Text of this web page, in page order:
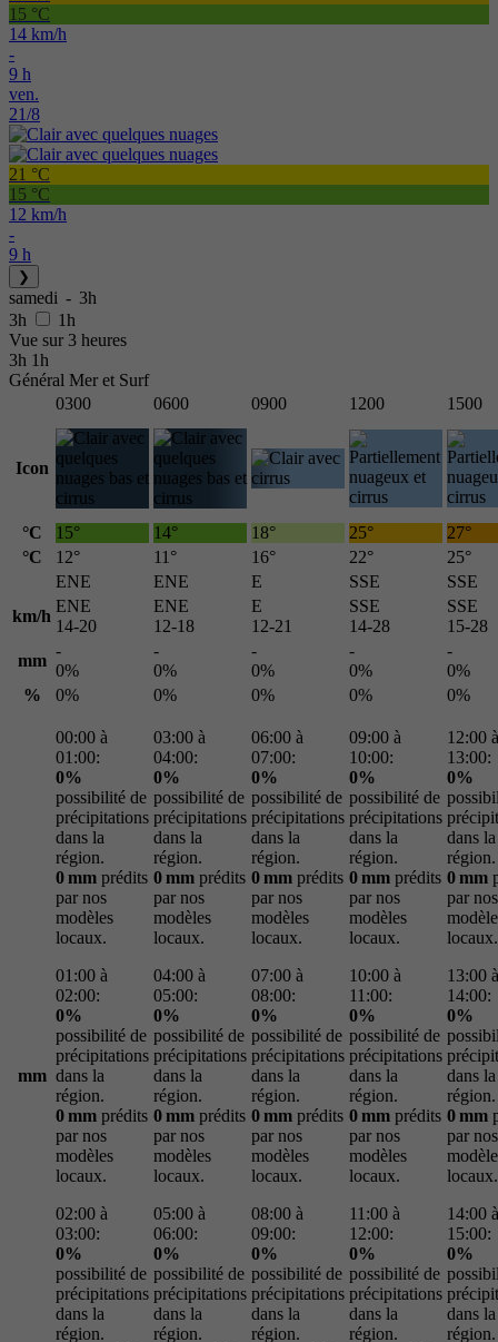
15 °C
14 km/h
-
9 h
ven.
21/8
21 °C
15 °C
12 km/h
-
9 h
❯
samedi - 3h
3h
1h
Vue sur 3 heures
3h 1h
Général Mer et Surf
0300 0600 0900 1200 1500
Icon
°C 15° 14° 18° 25°
27°
°C
12° 11° 16° 22°
25°
ENE
ENE E SSE
SSE
km/h
ENE
14-20
ENE
12-18
E
12-21
SSE
14-28
SSE
15-28
mm
-
0%
-
0%
-
0%
-
0%
-
0%
%
0% 0% 0% 0% 0%
mm
00:00 à
01:00:
0%
possibilité de
précipitations
dans la
région.
0 mm prédits
par nos
modèles
locaux.
01:00 à
02:00:
0%
possibilité de
précipitations
dans la
région.
0 mm prédits
par nos
modèles
locaux.
02:00 à
03:00:
0%
possibilité de
précipitations
dans la
région.
03:00 à
04:00:
0%
possibilité de
précipitations
dans la
région.
0 mm prédits
par nos
modèles
locaux.
04:00 à
05:00:
0%
possibilité de
précipitations
dans la
région.
0 mm prédits
par nos
modèles
locaux.
05:00 à
06:00:
0%
possibilité de
précipitations
dans la
région.
06:00 à
07:00:
0%
possibilité de
précipitations
dans la
région.
0 mm prédits
par nos
modèles
locaux.
07:00 à
08:00:
0%
possibilité de
précipitations
dans la
région.
0 mm prédits
par nos
modèles
locaux.
08:00 à
09:00:
0%
possibilité de
précipitations
dans la
région.
09:00 à
10:00:
0%
possibilité de
précipitations
dans la
région.
0 mm prédits
par nos
modèles
locaux.
10:00 à
11:00:
0%
possibilité de
précipitations
dans la
région.
0 mm prédits
par nos
modèles
locaux.
11:00 à
12:00:
0%
possibilité de
précipitations
dans la
région.
12:00 à
13:00:
0%
dans la
région.
0 mm
par nos
locaux.
13:00 à
14:00:
0%
dans la
région.
0 mm
par nos
locaux.
14:00 à
15:00:
0%
dans la
région.